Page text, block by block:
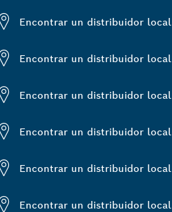
Encontrar un distribuidor local
Encontrar un distribuidor local
Encontrar un distribuidor local
Encontrar un distribuidor local
Encontrar un distribuidor local
Encontrar un distribuidor local